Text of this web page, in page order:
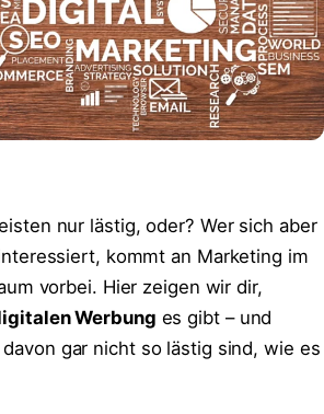
nur lästig, oder? Wer sich aber
kommt an Marketing im
vorbei. Hier zeigen wir dir,
Werbung es gibt – und
gar nicht so lästig sind, wie es